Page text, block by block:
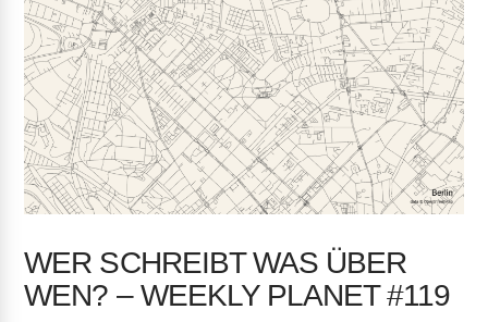
WER SCHREIBT WAS ÜBER
WEN? – WEEKLY PLANET #119